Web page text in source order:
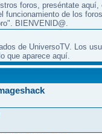
foros, preséntate aquí,
funcionamiento de los
BIENVENID@.
de UniversoTV. Los
que aparece aquí.